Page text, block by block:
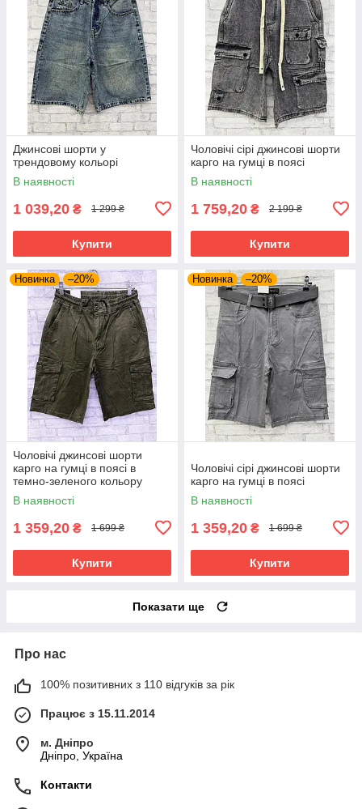
Джинсові шорти у
трендовому кольорі
В наявності
1 039,20 ₴ 1 299 ₴
Купити
Чоловічі сірі джинсові шорти
карго на гумці в поясі
В наявності
1 759,20 ₴ 2 199 ₴
Купити
Новинка –20%
Чоловічі джинсові шорти
карго на гумці в поясі в
темно-зеленого кольору
В наявності
1 359,20 ₴ 1 699 ₴
Купити
Новинка –20%
Чоловічі сірі джинсові шорти
карго на гумці в поясі
В наявності
1 359,20 ₴ 1 699 ₴
Купити
Показати ще
Про нас
100% позитивних з 110 відгуків за рік
Працює з 15.11.2014
м. Дніпро
Дніпро, Україна
Контакти